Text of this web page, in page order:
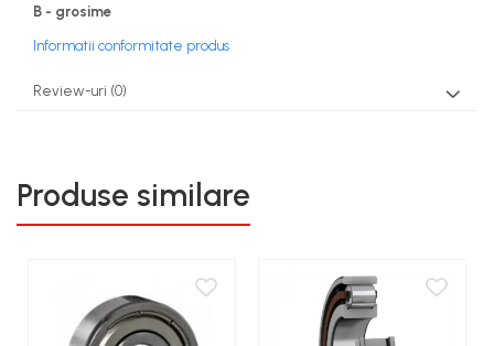
B - grosime
Informatii conformitate produs
Review-uri (0)
Produse similare